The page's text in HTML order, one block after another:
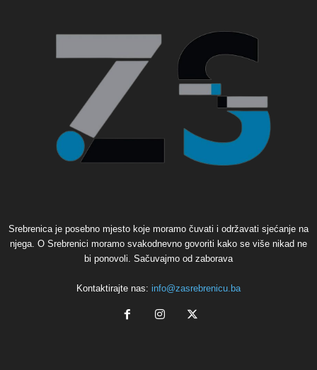
Srebrenica je posebno mjesto koje moramo čuvati i održavati sjećanje na
njega. O Srebrenici moramo svakodnevno govoriti kako se više nikad ne
bi ponovoli. Sačuvajmo od zaborava
Kontaktirajte nas: info@zasrebrenicu.ba